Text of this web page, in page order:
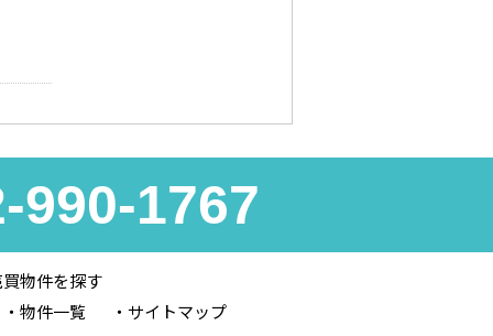
990-1767
物件を探す
物件一覧
サイトマップ